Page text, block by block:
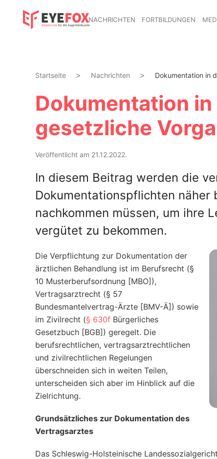
NACHRICHTEN FORTBILDUNGEN
Startseite Nachrichten Dokumentation in
Dokumentation
gesetzliche
Veröffentlicht am 21.12.2022.
In diesem Beitrag werden die
Dokumentationspflichten
nachkommen müssen, um ihre
vergütet zu bekommen.
Die Verpflichtung zur Dokumentation der
ärztlichen Behandlung ist im Berufsrecht (§
10 Musterberufsordnung [MBO]),
Vertragsarztrecht (§ 57
Bundesmantelvertrag-Ärzte [BMV-Ä]) sowie
im Zivilrecht (§ 630f Bürgerliches
Gesetzbuch [BGB]) geregelt. Die
berufsrechtlichen, vertragsarztrechtlichen
und zivilrechtlichen Regelungen
überschneiden sich in weiten Teilen,
unterscheiden sich aber im Hinblick auf die
Zielrichtung.
Grundsätzliches zur Dokumentation des
Vertragsarztes
Das Schleswig-Holsteinische